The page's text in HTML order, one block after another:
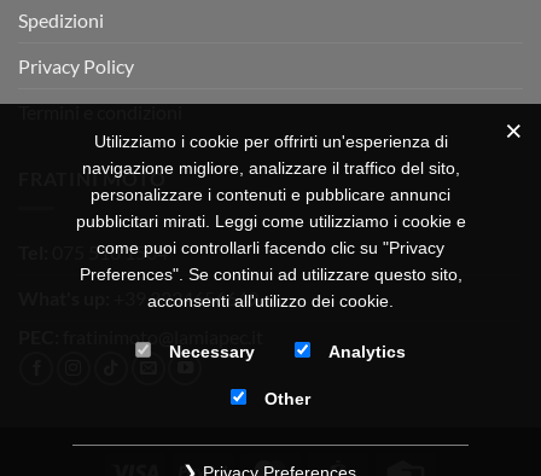
Spedizioni
Privacy Policy
FRATINI MOTO
075 518 1504
+39 3334656649
Visa PayPal MasterCard
Utilizziamo i cookie per offrirti un'esperienza di
navigazione migliore, analizzare il traffico del sito,
personalizzare i contenuti e pubblicare annunci
pubblicitari mirati. Leggi come utilizziamo i cookie e
come puoi controllarli facendo clic su "Privacy
Preferences". Se continui ad utilizzare questo sito,
acconsenti all'utilizzo dei cookie.
Necessary Analytics
Other
Privacy Preferences